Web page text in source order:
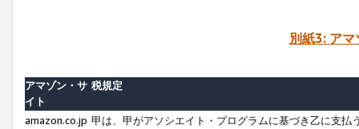
別紙3: ア
アマゾン・サ
イト
税規定
amazon.co.jp 甲は、甲がアソシエイト・プログラムに基づき乙に支